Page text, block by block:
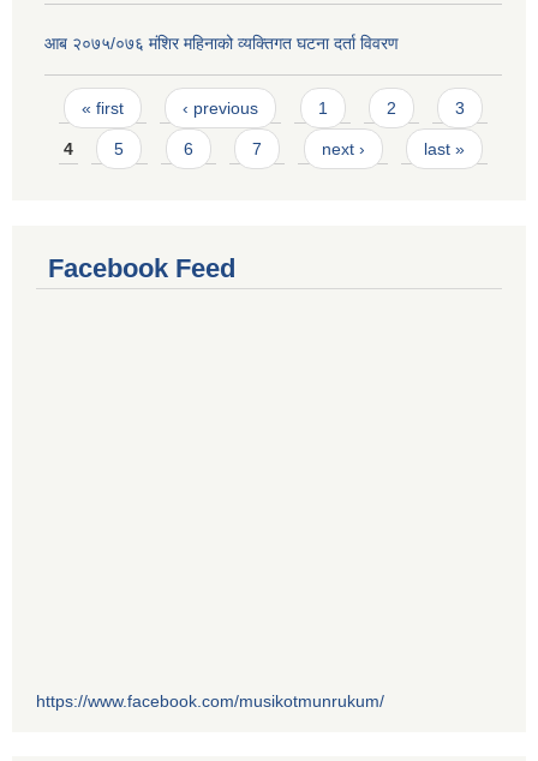
आब २०७५/०७६ मंशिर महिनाको व्यक्तिगत घटना दर्ता विवरण
Pages
« first ‹ previous 1 2 3
4 5 6 7 next › last »
Facebook Feed
https://www.facebook.com/musikotmunrukum/